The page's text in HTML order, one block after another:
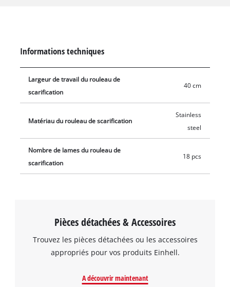
Informations techniques
Largeur de travail du rouleau de
scarification
40 cm
Matériau du rouleau de scarification
Stainless
steel
Nombre de lames du rouleau de
scarification
18 pcs
Pièces détachées & Accessoires
Trouvez les pièces détachées ou les accessoires
appropriés pour vos produits Einhell.
A découvrir maintenant